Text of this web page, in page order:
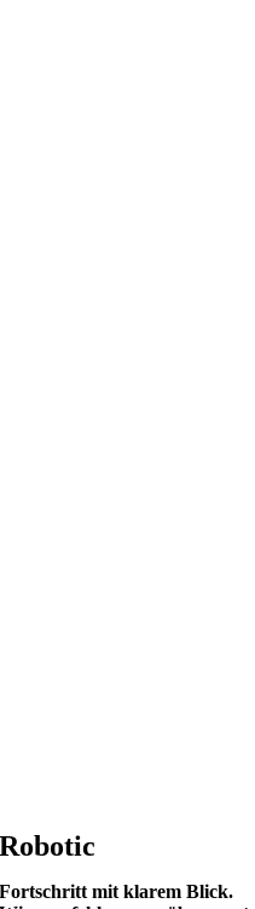
Robotic
Fortschritt mit klarem Blick.